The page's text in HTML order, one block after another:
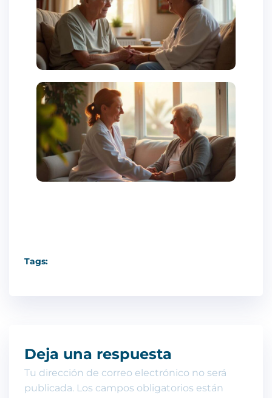
Tags:
Deja una respuesta
Tu dirección de correo electrónico no será
publicada. Los campos obligatorios están